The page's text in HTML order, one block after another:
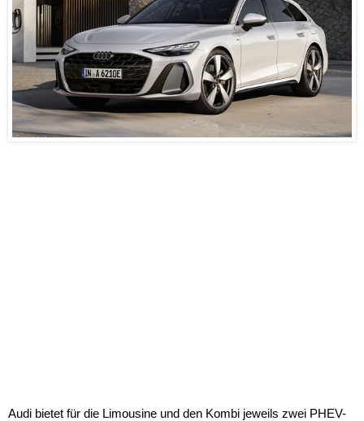
Audi bietet für die Limousine und den Kombi jeweils zwei PHEV-